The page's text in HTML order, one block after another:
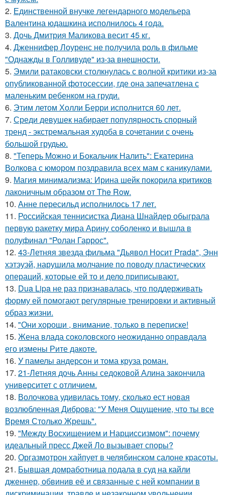
2. Единственной внучке легендарного модельера
Валентина юдашкина исполнилось 4 года.
3. Дочь Дмитрия Маликова весит 45 кг.
4. Дженнифер Лоуренс не получила роль в фильме
"Однажды в Голливуде" из-за внешности.
5. Эмили ратаковски столкнулась с волной критики из-за
опубликованной фотосессии, где она запечатлена с
маленьким ребенком на груди.
6. Этим летом Холли Берри исполнится 60 лет.
7. Среди девушек набирает популярность спорный
тренд - экстремальная худоба в сочетании с очень
большой грудью.
8. "Теперь Можно и Бокальчик Налить": Екатерина
Волкова с юмором поздравила всех мам с каникулами.
9. Магия минимализма: Ирина шейк покорила критиков
лаконичным образом от The Row.
10. Анне пересильд исполнилось 17 лет.
11. Российская теннисистка Диана Шнайдер обыграла
первую ракетку мира Арину соболенко и вышла в
полуфинал "Ролан Гаррос".
12. 43-Летняя звезда фильма "Дьявол Носит Prada", Энн
хэтэуэй, нарушила молчание по поводу пластических
операций, которые ей то и дело приписывают.
13. Dua Lipa не раз признавалась, что поддерживать
форму ей помогают регулярные тренировки и активный
образ жизни.
14. "Они хороши , внимание, только в переписке!
15. Жена влада соколовского неожиданно оправдала
его измены Рите дакоте.
16. У памелы андерсон и тома круза роман.
17. 21-Летняя дочь Анны седоковой Алина закончила
университет с отличием.
18. Волочкова удивилась тому, сколько ест новая
возлюбленная Диброва: "У Меня Ощущение, что ты все
Время Столько Жрешь".
19. "Между Восхищением и Нарциссизмом": почему
идеальный пресс Джей Ло вызывает споры?
20. Оргазмотрон хайпует в челябинском салоне красоты.
21. Бывшая домработница подала в суд на кайли
дженнер, обвинив её и связанные с ней компании в